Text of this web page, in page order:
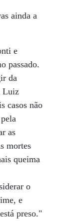
ainda a
e
passado.
da
Luiz
casos não
as
mortes
queima
o
e
preso."